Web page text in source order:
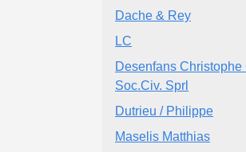
Dache & Rey
LC
Desenfans
Soc.Civ. Sprl
Dutrieu / Philippe
Maselis Matthias